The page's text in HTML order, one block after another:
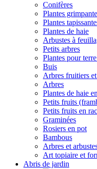
Conifères
Plantes
Plantes
Plantes de haie
Arbustes à
Petits arbres
Plantes pour
Buis
Arbres fruitiers
Arbres
Plantes de haie
Petits fruits
Petits fruits en
Graminées
Rosiers en pot
Bambous
Arbres et
Art topiaire et
Abris de jardin